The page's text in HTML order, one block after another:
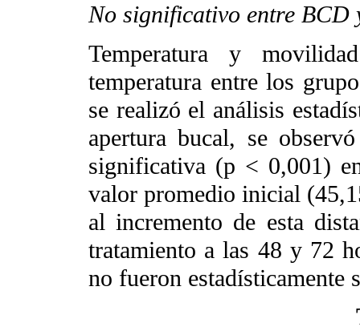
No significativo entre BCD
Temperatura y
temperatura entre los
se realizó el análisis
apertura bucal, se
significativa (p < 0,001)
valor promedio inicial
al incremento de esta
tratamiento a las 48 y 72
no fueron estadísticamente